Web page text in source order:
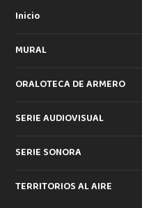
Inicio
MURAL
ORALOTECA DE ARMERO
SERIE AUDIOVISUAL
SERIE SONORA
TERRITORIOS AL AIRE